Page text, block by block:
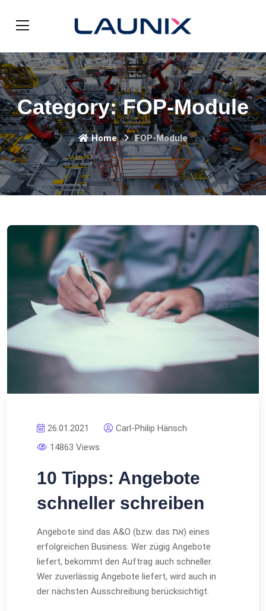
Category:FOP-Module
Home FOP-Module
26.01.2021
Carl-Philip Hänsch
14863 Views
10 Tipps: Angebote
schneller schreiben
Angebote sind das A&O (bzw. das את) eines
erfolgreichen Business. Wer zügig Angebote
liefert, bekommt den Auftrag auch schneller.
Wer zuverlässig Angebote liefert, wird auch in
der nächsten Ausschreibung berücksichtigt.